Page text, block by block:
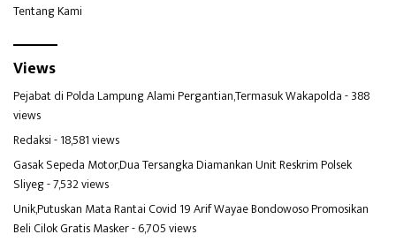
Tentang Kami
Views
Pejabat di Polda Lampung Alami Pergantian,Termasuk Wakapolda- 388
views
Redaksi- 18,581 views
Gasak Sepeda Motor,Dua Tersangka Diamankan Unit Reskrim Polsek
Sliyeg- 7,532 views
Unik,Putuskan Mata Rantai Covid 19 Arif Wayae Bondowoso Promosikan
Beli Cilok Gratis Masker- 6,705 views